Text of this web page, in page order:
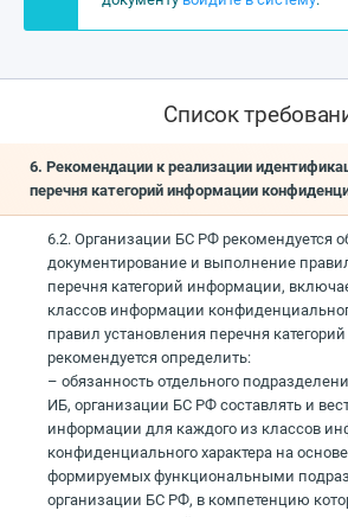
Список
6. Рекомендации к реализации
перечня категорий информации
6.2. Организации БС РФ рекомендуется
документирование и выполнение
перечня категорий информации,
классов информации
правил установления перечня
рекомендуется определить:
– обязанность отдельного
ИБ, организации БС РФ составлять и
информации для каждого из классов
конфиденциального характера на
формируемых функциональными
организации БС РФ, в компетенцию